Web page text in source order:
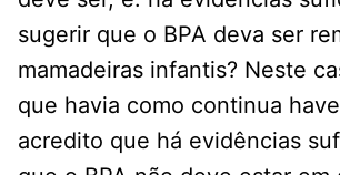
sugerir que o BPA deva ser
mamadeiras infantis? Neste
que havia como continua
acredito que há evidências